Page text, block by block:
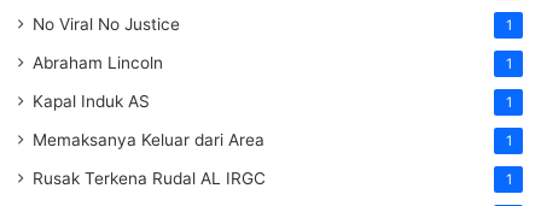
No Viral No Justice 1
Abraham Lincoln 1
Kapal Induk AS 1
Memaksanya Keluar dari Area 1
Rusak Terkena Rudal AL IRGC 1